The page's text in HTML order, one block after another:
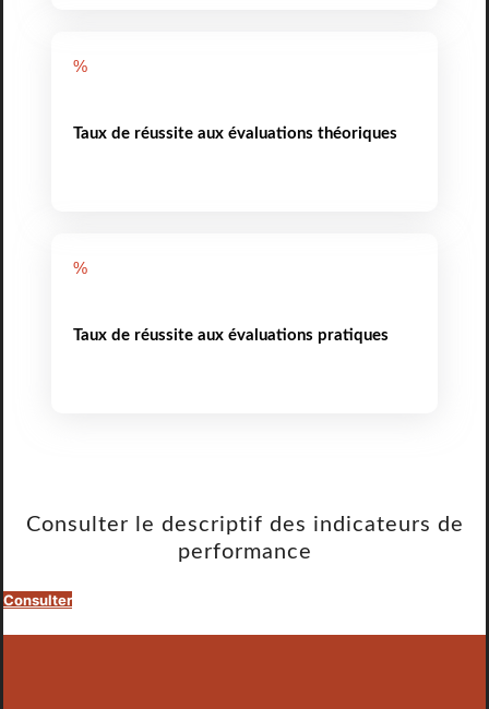
%
Taux de réussite aux évaluations théoriques
%
Taux de réussite aux évaluations pratiques
Consulter le descriptif des indicateurs de
performance
Consulter